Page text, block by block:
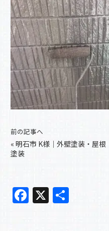
前の記事へ
« 明石市 K様｜外壁塗装・屋根
塗装
F
a
X